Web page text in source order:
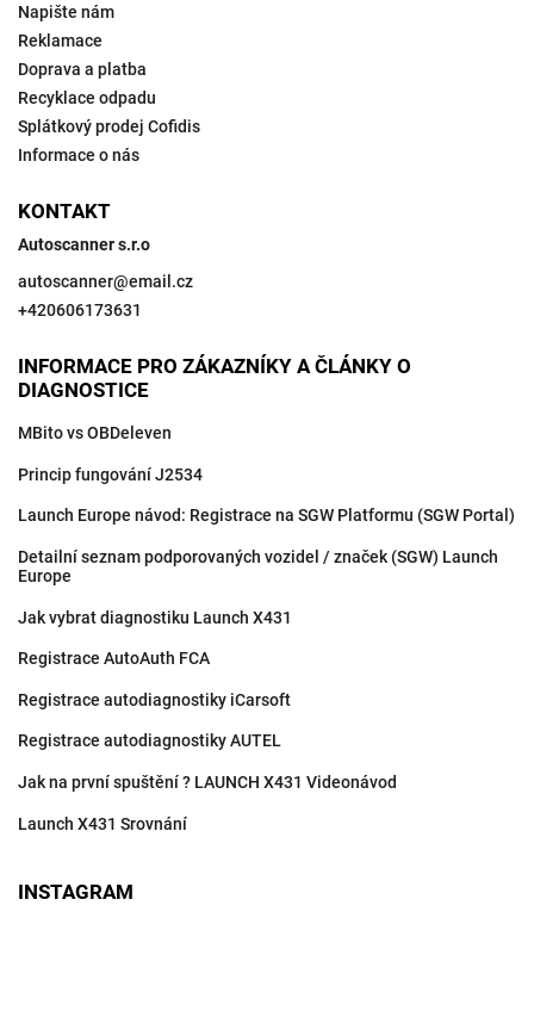
Napište nám
Reklamace
Doprava a platba
Recyklace odpadu
Splátkový prodej Cofidis
Informace o nás
KONTAKT
Autoscanner s.r.o
autoscanner@email.cz
+420606173631
INFORMACE PRO ZÁKAZNÍKY A ČLÁNKY O
DIAGNOSTICE
MBito vs OBDeleven
Princip fungování J2534
Launch Europe návod: Registrace na SGW Platformu (SGW Portal)
Detailní seznam podporovaných vozidel / značek (SGW) Launch
Europe
Jak vybrat diagnostiku Launch X431
Registrace AutoAuth FCA
Registrace autodiagnostiky iCarsoft
Registrace autodiagnostiky AUTEL
Jak na první spuštění ? LAUNCH X431 Videonávod
Launch X431 Srovnání
INSTAGRAM